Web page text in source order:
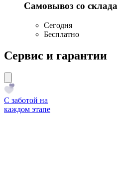
Самовывоз со склада
Сегодня
Бесплатно
Сервис и гарантии
С заботой на
каждом этапе